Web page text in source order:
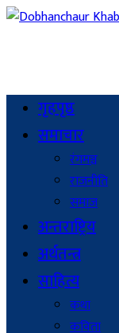
गृहपृष्ठ
समाचार
रंगमञ्च
राजनीति
समाज
अन्तराष्ट्रिय
अर्थतन्त्र
साहित्य
कथा
कविता